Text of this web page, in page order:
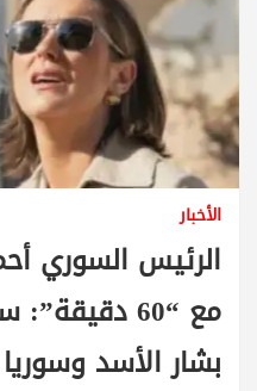
الأخبار
الرئيس السوري
مع “60
بشار الأسد